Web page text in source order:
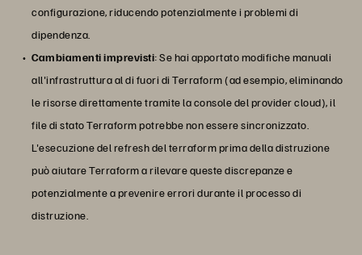
configurazione, riducendo potenzialmente i problemi di
dipendenza.
Cambiamenti imprevisti: Se hai apportato modifiche manuali
all'infrastruttura al di fuori di Terraform (ad esempio, eliminando
le risorse direttamente tramite la console del provider cloud), il
file di stato Terraform potrebbe non essere sincronizzato.
L'esecuzione del refresh del terraform prima della distruzione
può aiutare Terraform a rilevare queste discrepanze e
potenzialmente a prevenire errori durante il processo di
distruzione.